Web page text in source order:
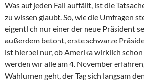
Was auf jeden Fall auffällt, ist die
zu wissen glaubt. So, wie die Umfragen
eigentlich nur einer der neue Präsident
außerdem betont, erste schwarze
ist hierbei nur, ob Amerika wirklich
werden wir alle am 4. November
Wahlurnen geht, der Tag sich langsam